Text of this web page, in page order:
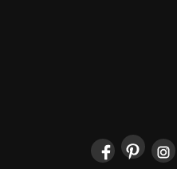
POSLOVNI ADRESAR
O